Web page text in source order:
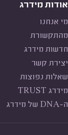
אודות מידרג
מי אנחנו
מהתקשורת
חדשות מידרג
יצירת קשר
שאלות נפוצות
מידרג TRUST
ה-DNA של מידרג